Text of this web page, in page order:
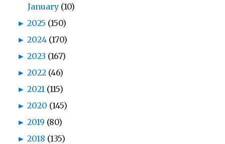
January (10)
► 2025 (150)
► 2024 (170)
► 2023 (167)
► 2022 (46)
► 2021 (115)
► 2020 (145)
► 2019 (80)
► 2018 (135)